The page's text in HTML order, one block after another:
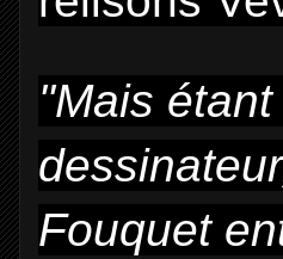
"Mais
Fouquet